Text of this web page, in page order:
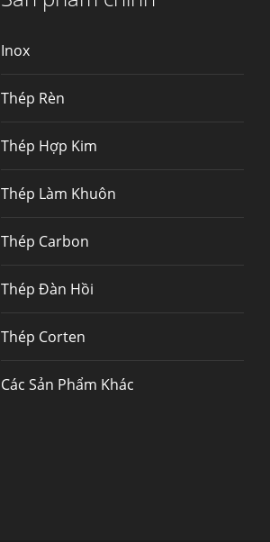
Inox
Thép Rèn
Thép Hợp Kim
Thép Làm Khuôn
Thép Carbon
Thép Đàn Hồi
Thép Corten
Các Sản Phẩm Khác